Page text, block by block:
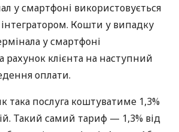
у смартфоні використовується
Кошти у випадку
у смартфоні
рахунок клієнта на наступний
оплати.
така послуга коштуватиме 1,3%
Такий самий тариф — 1,3% від